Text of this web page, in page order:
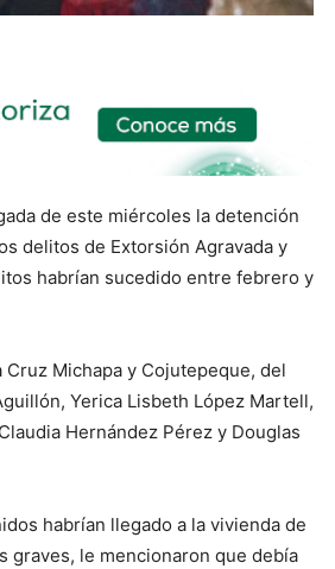
de este miércoles la detención
delitos de Extorsión Agravada y
habrían sucedido entre febrero y
Michapa y Cojutepeque, del
Yerica Lisbeth López Martell,
Hernández Pérez y Douglas
habrían llegado a la vivienda de
graves, le mencionaron que debía